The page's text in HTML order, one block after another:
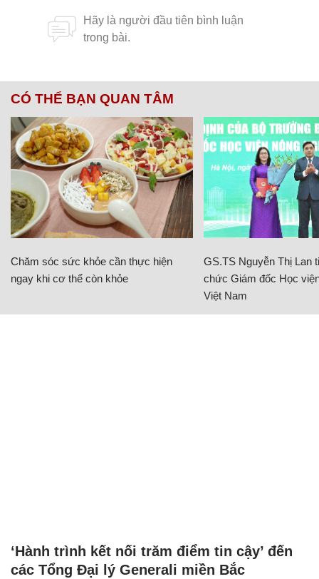
CÓ THỂ BẠN QUAN TÂM
Chăm sóc sức khỏe cần thực hiện
ngay khi cơ thể còn khỏe
GS.TS Nguyễn Thị Lan
chức Giám đốc Học
Việt Nam
‘Hành trình kết nối trăm điểm tin cậy’ đến
các Tổng Đại lý Generali miền Bắc